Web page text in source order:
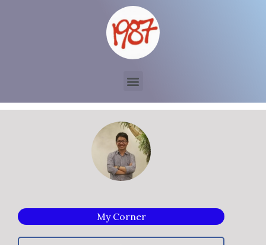
My Corner